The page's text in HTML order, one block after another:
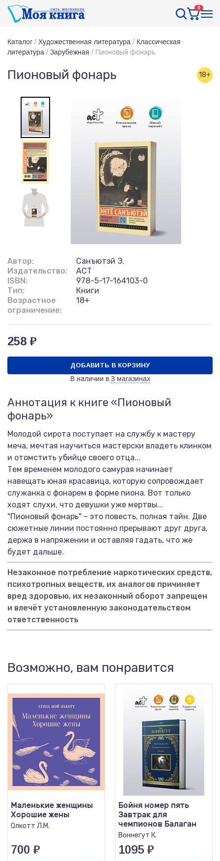
0
Каталог / Художественная литература / Классическая
литература / Зарубежная / Пионовый фонарь
Пионовый фонарь 18+
Автор:
Санъютэй Э.
Издательство:
АСТ
ISBN:
978-5-17-164103-0
Тип:
Книги
Возрастное
ограничение:
18+
258 ₽
ДОБАВИТЬ В КОРЗИНУ
В наличии в 3 магазинах
Аннотация к книге «Пионовый
фонарь»
Молодой сирота поступает на службу к мастеру
меча, мечтая научиться мастерски владеть клинком
и отомстить убийце своего отца...
Тем временем молодого самурая начинает
навещать юная красавица, которую сопровождает
служанка с фонарем в форме пиона. Вот только
ходят слухи, что девушки уже мертвы...
"Пионовый фонарь" – это повесть, полная тайн. Две
сюжетные линии постоянно прерывают друг друга,
держа в напряжении и оставляя гадать, что же
будет дальше.
Незаконное потребление наркотических средств,
психотропных веществ, их аналогов причиняет
вред здоровью, их незаконный оборот запрещен
и влечёт установленную законодательством
ответственность
Возможно, вам понравится
Маленькие женщины
Хорошие жены
Олкотт Л.М.
700 ₽
Бойня номер пять
Завтрак для
чемпионов Балаган
Воннегут К.
1095 ₽